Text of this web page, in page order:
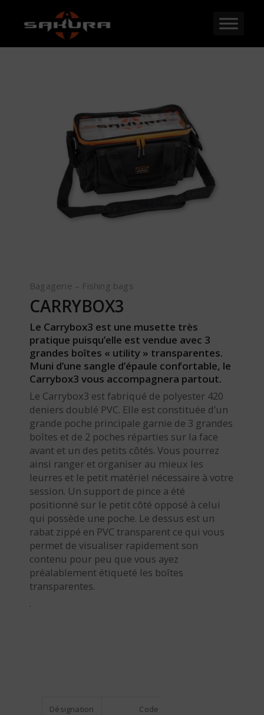
Bagagerie – Fishing bags
CARRYBOX3
Le Carrybox3 est une musette très
pratique puisqu’elle est vendue avec 3
grandes boîtes « utility » transparentes.
Muni d’une sangle d’épaule confortable, le
Carrybox3 vous accompagnera partout.
Le Carrybox3 est fabriqué de polyester 420
deniers doublé PVC. Elle est constituée d’un
grande poche principale garnie de 3 grandes
boîtes et de 2 poches réparties sur la face
avant et un des petits côtés. Vous pourrez
ainsi ranger et organiser au mieux les
leurres et le petit matériel nécessaire à votre
session. Un support de pince a été
positionné sur le petit côté opposé à celui
qui possède une poche. Le dessus est un
rabat zippé en PVC transparent ce qui vous
permet de visualiser rapidement son
contenu pour peu que vous ayez
préalablement étiqueté les boîtes
transparentes.
.
Désignation Code